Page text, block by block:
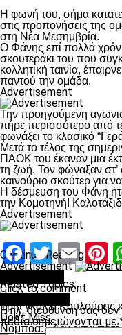
Η φωνή του, σήμα
στις προπονήσεις της
στη Νέα Μεσημβρία.
Ο Φάνης επί πολλά
σκουτεράκι του που
κολλητική ταινία,
παντού την ομάδα.
Advertisement
Την προηγούμενη
πήρε περισσότερο από
φωνάξει το κλασικό
Μετά το τέλος της
ΠΑΟΚ του έκαναν μια
τη ζωή. Τον φώναξαν
καινούριο σκούτερ για
Η δέσμευση του Φάνη
την Κομοτηνή!
Advertisement
Facebook
Twitter
Related Topics:
Up Next
Τρια γκολ ο Κουλούρης
Don't Miss
Νομπόα: «Δεν είπα
Continue Reading
Advertisement
Click to comment
Η ηλ. διεύθυνση σας δεν
πεδία σημειώνονται με